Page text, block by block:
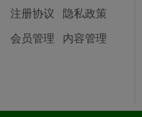
注册协议
隐私政策
会员管理
内容管理